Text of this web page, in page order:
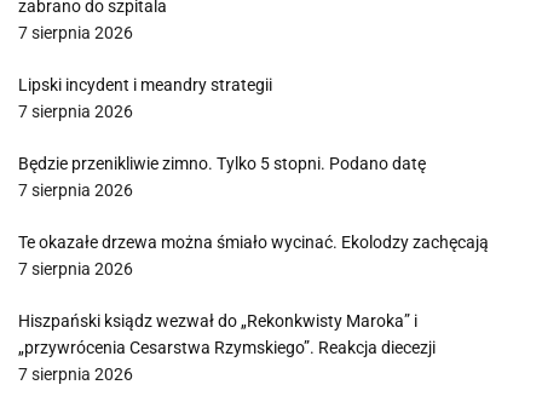
zabrano do szpitala
7 sierpnia 2026
Lipski incydent i meandry strategii
7 sierpnia 2026
Będzie przenikliwie zimno. Tylko 5 stopni. Podano datę
7 sierpnia 2026
Te okazałe drzewa można śmiało wycinać. Ekolodzy zachęcają
7 sierpnia 2026
Hiszpański ksiądz wezwał do „Rekonkwisty Maroka” i
„przywrócenia Cesarstwa Rzymskiego”. Reakcja diecezji
7 sierpnia 2026